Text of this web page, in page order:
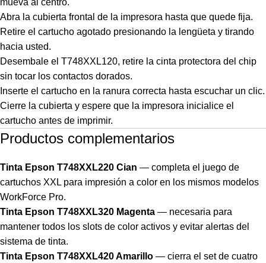
mueva al centro.
Abra la cubierta frontal de la impresora hasta que quede fija.
Retire el cartucho agotado presionando la lengüeta y tirando
hacia usted.
Desembale el T748XXL120, retire la cinta protectora del chip
sin tocar los contactos dorados.
Inserte el cartucho en la ranura correcta hasta escuchar un clic.
Cierre la cubierta y espere que la impresora inicialice el
cartucho antes de imprimir.
Productos complementarios
Tinta Epson T748XXL220 Cian — completa el juego de
cartuchos XXL para impresión a color en los mismos modelos
WorkForce Pro.
Tinta Epson T748XXL320 Magenta — necesaria para
mantener todos los slots de color activos y evitar alertas del
sistema de tinta.
Tinta Epson T748XXL420 Amarillo — cierra el set de cuatro